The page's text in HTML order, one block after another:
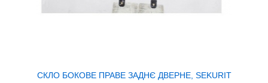
СКЛО БОКОВЕ ПРАВЕ ЗАДНЄ ДВЕРНЕ, SEKURIT